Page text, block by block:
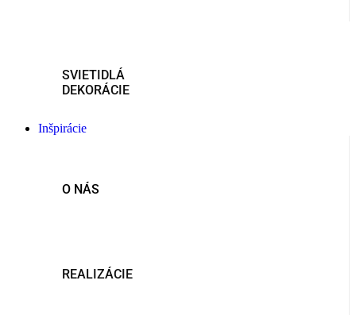
SVIETIDLÁ
DEKORÁCIE
Inšpirácie
O NÁS
REALIZÁCIE